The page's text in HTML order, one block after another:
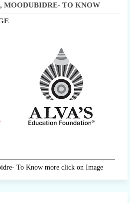
MOODUBIDRE- TO KNOW
To Know more click on Image